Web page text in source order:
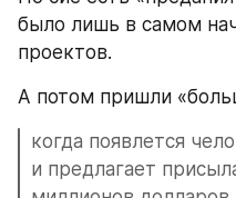
было лишь в самом
проектов.
А потом пришли
когда появлется
и предлагает